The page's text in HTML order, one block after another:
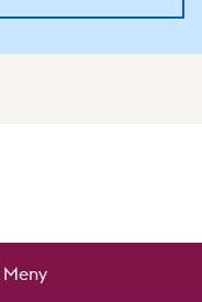
Meny